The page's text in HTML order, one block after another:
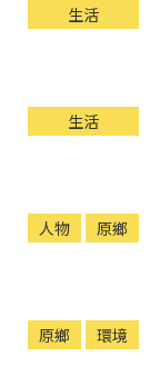
生活
生活
人物 原鄉
原鄉 環境